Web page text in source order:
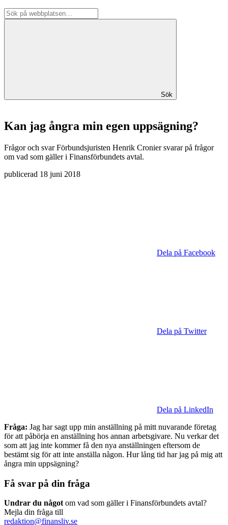
Sök
Kan jag ångra min egen uppsägning?
Frågor och svarFörbundsjuristen Henrik Cronier svarar på frågor
om vad som gäller i Finansförbundets avtal.
publicerad 18 juni 2018
Dela på Facebook
Dela på Twitter
Dela på LinkedIn
Fråga: Jag har sagt upp min anställning på mitt nuvarande företag
för att påbörja en anställning hos annan arbetsgivare. Nu verkar det
som att jag inte kommer få den nya anställningen eftersom de
bestämt sig för att inte anställa någon. Hur lång tid har jag på mig att
ångra min uppsägning?
Få svar på din fråga
Undrar du något om vad som gäller i Finansförbundets avtal?
Mejla din fråga till
redaktion@finansliv.se